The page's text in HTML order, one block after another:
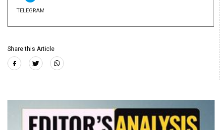
TELEGRAM
Share this Article